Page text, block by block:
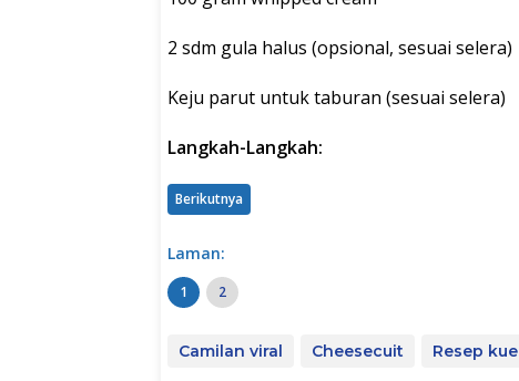
2 sdm gula halus (opsional, sesuai selera)
Keju parut untuk taburan (sesuai selera)
Langkah-Langkah:
Berikutnya
Laman:
1 2
Camilan viral Cheesecuit Resep kue